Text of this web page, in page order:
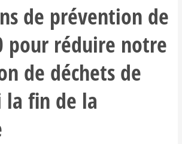
de prévention de
pour réduire notre
de déchets de
la fin de la